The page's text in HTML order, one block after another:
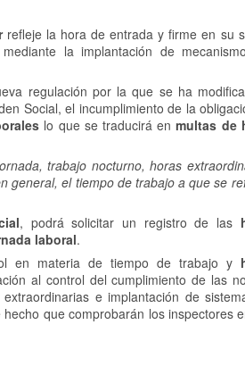
refleje la hora de entrada y firme en su
la implantación de
regulación por la que se ha
Social, el incumplimiento de la
lo que se traducirá enmultas de
trabajo nocturno, horas
general, el tiempo de trabajo a que se
, podrá solicitar un registro de las
laboral.
en materia de tiempo de trabajo y
al control del cumplimiento de las
e implantación de
que comprobarán los inspectores